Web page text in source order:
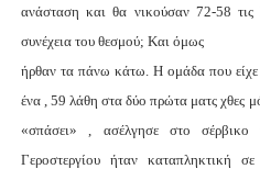
ανάσταση και θα νικούσαν 72-58
συνέχεια του θεσμού; Και όμως
ήρθαν τα πάνω κάτω. Η ομάδα που είχε
ένα , 59 λάθη στα δύο πρώτα ματς χθες
«σπάσει» , ασέλγησε στο
Γεροστεργίου ήταν καταπληκτική